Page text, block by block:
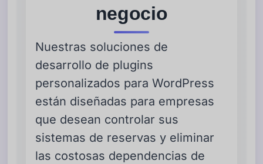
negocio
Nuestras soluciones de
desarrollo de plugins
personalizados para WordPress
están diseñadas para empresas
que desean controlar sus
sistemas de reservas y eliminar
las costosas dependencias de